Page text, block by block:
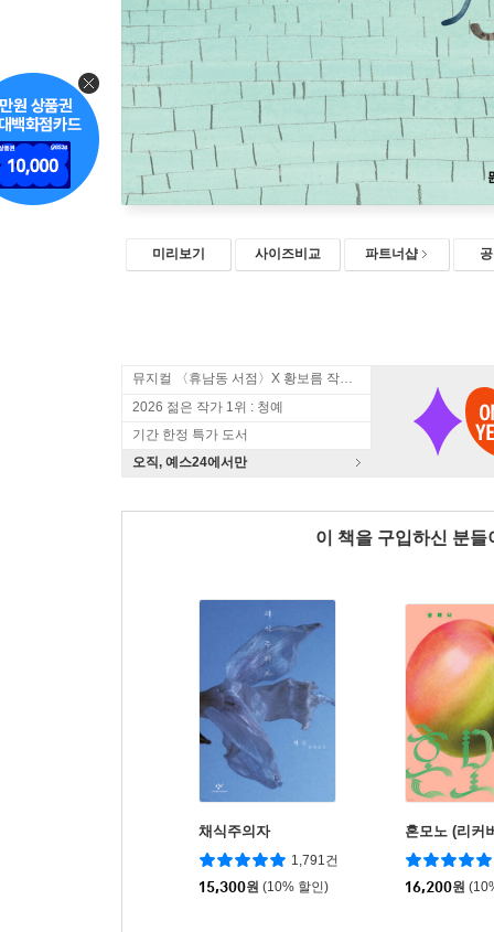
미리보기 사이즈비교 파트너샵
뮤지컬 〈휴남동 서점〉X 황보름 작가 북토크
2026 젊은 작가 1위 : 청예
기간 한정 특가 도서
오직, 예스24에서만
이 책을 구입하신 분
채식주의자
1,791건
15,300원 (10% 할인)
혼모노 (리커
16,200원